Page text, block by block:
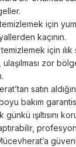
temizlemek için
kaçının.
temizlemek için
zor
satın
bakım
ışıltısını